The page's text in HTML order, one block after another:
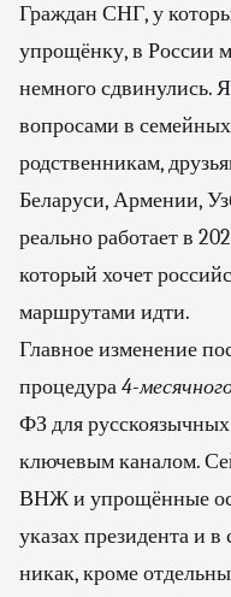
Граждан СНГ, у
упрощёнку, в России
немного сдвинулись.
вопросами в
родственникам,
Беларуси, Армении,
реально работает в
который хочет
маршрутами идти.
Главное изменение
процедура4-
ФЗ для
ключевым каналом.
ВНЖ и упрощённые
указах президента и
никак, кроме